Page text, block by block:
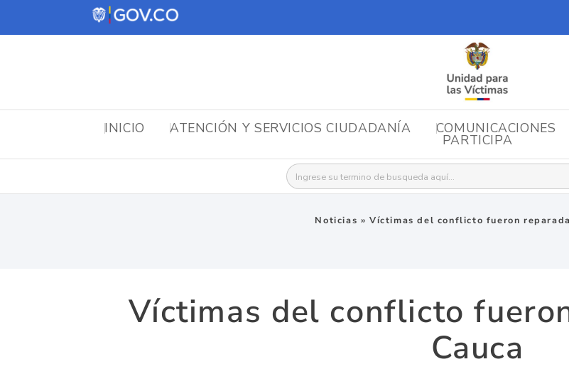
INICIO ATENCIÓN Y SERVICIOS CIUDADANÍA COMUNICACIONES
PARTICIPA
Buscar:
Noticias » Víctimas del conflicto fueron
Víctimas del conflicto
Cauca